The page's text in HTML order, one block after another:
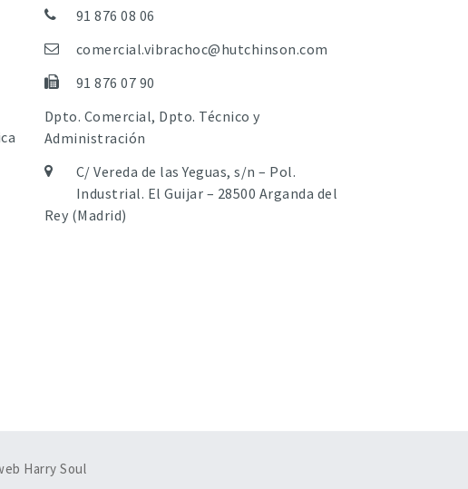
91 876 08 06
comercial.vibrachoc@hutchinson.com
91 876 07 90
Dpto. Comercial, Dpto. Técnico y
Administración
C/ Vereda de las Yeguas, s/n – Pol.
Industrial. El Guijar – 28500 Arganda del
Rey (Madrid)
Harry Soul